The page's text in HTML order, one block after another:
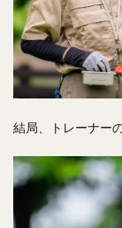
結局、トレーナー